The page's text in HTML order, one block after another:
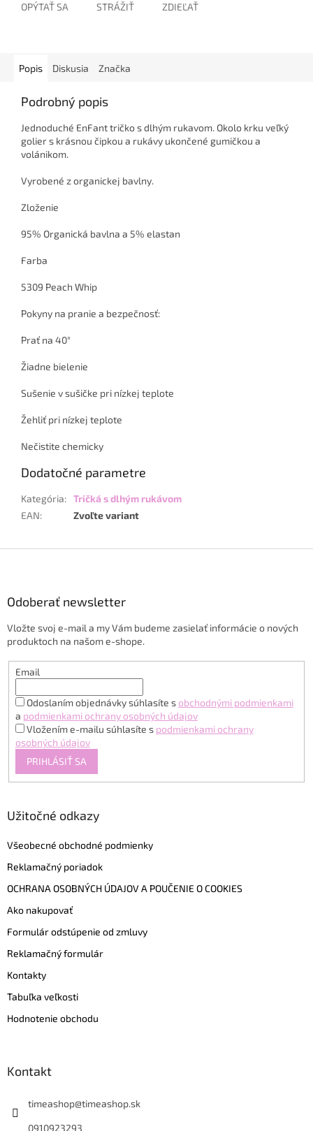
OPÝTAŤ SA STRÁŽIŤ ZDIEĽAŤ
Popis Diskusia Značka
Podrobný popis
Jednoduché EnFant tričko s dlhým rukavom. Okolo krku veľký
golier s krásnou čipkou a rukávy ukončené gumičkou a
volánikom.
Vyrobené z organickej bavlny.
Zloženie
95% Organická bavlna a 5% elastan
Farba
5309 Peach Whip
Pokyny na pranie a bezpečnosť:
Prať na 40°
Žiadne bielenie
Sušenie v sušičke pri nízkej teplote
Žehliť pri nízkej teplote
Nečistite chemicky
Dodatočné parametre
Kategória: Tričká s dlhým rukávom
EAN: Zvoľte variant
Odoberať newsletter
Vložte svoj e-mail a my Vám budeme zasielať informácie o nových
produktoch na našom e-shope.
Email
Odoslaním objednávky súhlasíte s obchodnými podmienkami
a podmienkami ochrany osobných údajov
Vložením e-mailu súhlasíte s podmienkami ochrany
osobných údajov
PRIHLÁSIŤ SA
Užitočné odkazy
Všeobecné obchodné podmienky
Reklamačný poriadok
OCHRANA OSOBNÝCH ÚDAJOV A POUČENIE O COOKIES
Ako nakupovať
Formulár odstúpenie od zmluvy
Reklamačný formulár
Kontakty
Tabuľka veľkosti
Hodnotenie obchodu
Kontakt
timeashop@timeashop.sk
0910923293